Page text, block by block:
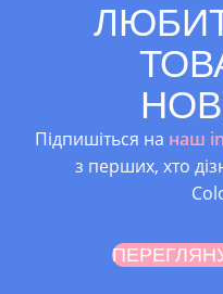
Підпишіться на наш
з перших, хто